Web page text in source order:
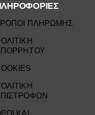
ΠΛΗΡΩΜΗΣ
ΚΑΙ